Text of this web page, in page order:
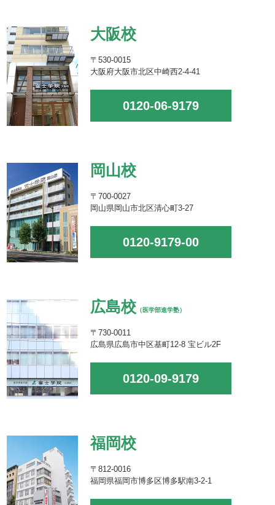
大阪校
〒530-0015
大阪府大阪市北区中崎西2-4-41
0120-06-9179
岡山校
〒700-0027
岡山県岡山市北区清心町3-27
0120-9179-00
広島校 （医学部進学塾）
〒730-0011
広島県広島市中区基町12-8 宝ビル2F
0120-09-9179
福岡校
〒812-0016
福岡県福岡市博多区博多駅南3-2-1